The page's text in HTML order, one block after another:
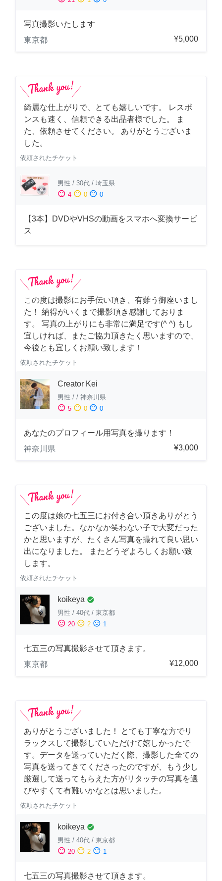
写真撮影いたします
東京都
¥5,000
綺麗な仕上がりで、とても嬉しいです。 レスポ
ンスも速く、信頼できる出品者様でした。 ま
た、依頼させてください。 ありがとうございま
した。
依頼されたチケット
男性 / 30代 / 埼玉県
sentiment_satisfied 4 sentiment_neutral 0 sentiment_dissatisfied 0
【3本】DVDやVHSの動画をスマホへ変換サービ
ス
この度は撮影にお手伝い頂き、有難う御座いまし
た！ 納得がいくまで撮影頂き感謝しておりま
す。 写真の上がりにも非常に満足です(^ ^) もし
宜しければ、またご協力頂きたく思いますので、
今後とも宜しくお願い致します！
依頼されたチケット
Creator Kei
男性 / / 神奈川県
sentiment_satisfied 5 sentiment_neutral 0 sentiment_dissatisfied 0
あなたのプロフィール用写真を撮ります！
神奈川県
¥3,000
この度は娘の七五三にお付き合い頂きありがとう
ございました。なかなか笑わない子で大変だった
かと思いますが、たくさん写真を撮れて良い思い
出になりました。 またどうぞよろしくお願い致
します。
依頼されたチケット
koikeya check_circle
男性 / 40代 / 東京都
sentiment_satisfied 20 sentiment_neutral 2 sentiment_dissatisfied 1
七五三の写真撮影させて頂きます。
東京都
¥12,000
ありがとうございました！ とても丁寧な方でリ
ラックスして撮影していただけて嬉しかったで
す。データを送っていただく際、撮影した全ての
写真を送ってきてくださったのですが、もう少し
厳選して送ってもらえた方がリタッチの写真を選
びやすくて有難いかなとは思いました。
依頼されたチケット
koikeya check_circle
男性 / 40代 / 東京都
sentiment_satisfied 20 sentiment_neutral 2 sentiment_dissatisfied 1
七五三の写真撮影させて頂きます。